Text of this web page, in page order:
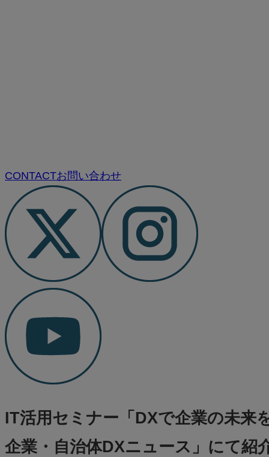
CONTACTお問い合わせ
IT活用セミナー「DXで企業の未来
企業・自治体DXニュース」にて紹